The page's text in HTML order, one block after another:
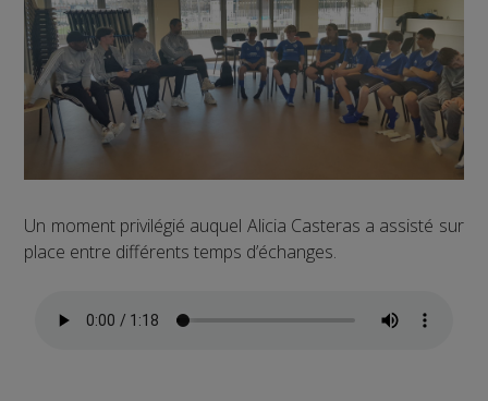
Un moment privilégié auquel Alicia Casteras a assisté sur
place entre différents temps d’échanges.